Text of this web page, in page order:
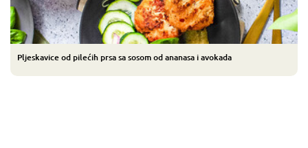
Pljeskavice od pilećih prsa sa sosom od ananasa i avokada